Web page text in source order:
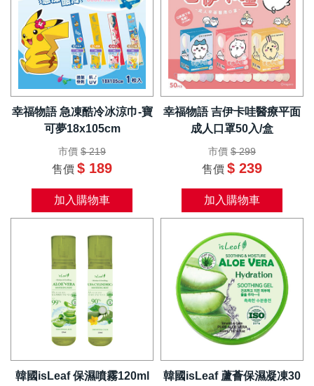
幸福物語 急凍酷冷冰涼巾-寶
可夢18x105cm
市價 $ 219
售價 $ 189
加入購物車
幸福物語 吉伊卡哇醫療平面
成人口罩50入/盒
市價 $ 299
售價 $ 239
加入購物車
韓國isLeaf 保濕噴霧120ml
韓國isLeaf 蘆薈保濕凝凍30